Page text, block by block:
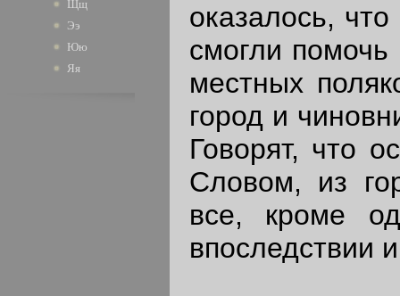
Щщ
Ээ
Юю
Яя
оказалось,
смогли
местных
город и
Говорят, что
Словом, из
все, кроме
впоследствии